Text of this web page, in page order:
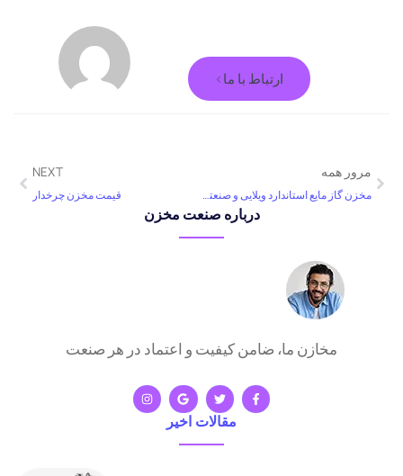
ارتباط با ما>
مرور همه
مخزن گاز مایع استاندارد ویلایی و صنعتی
NEXT
قیمت مخزن چرخدار
درباره صنعت مخزن
مخازن ما، ضامن کیفیت و اعتماد در هر صنعت
مقالات اخیر